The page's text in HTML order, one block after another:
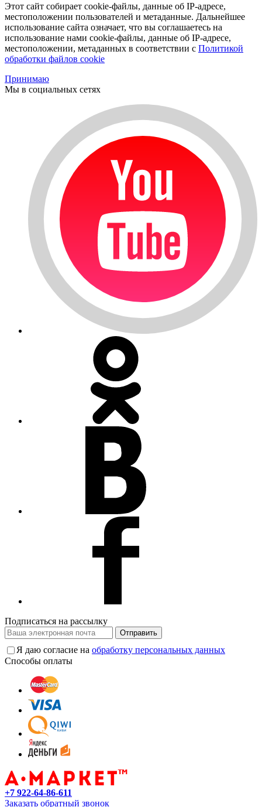
Этот сайт собирает cookie-файлы, данные об IP-адресе,
местоположении пользователей и метаданные. Дальнейшее
использование сайта означает, что вы соглашаетесь на
использование нами cookie-файлы, данные об IP-адресе,
местоположении, метаданных в соответствии с Политикой
обработки файлов cookie
Принимаю
Мы в социальных сетях
Подписаться на рассылку
Отправить
Я даю согласие на обработку персональных данных
Способы оплаты
+7 922-64-86-611
Заказать обратный звонок